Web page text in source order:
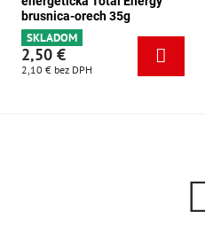
brusnica-orech 35g
SKLADOM
2,50 €
2,10 € bez DPH